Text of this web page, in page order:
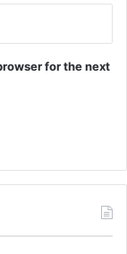
for the next